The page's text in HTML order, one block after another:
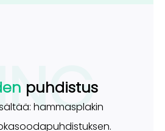
puhdistus
hammasplakin